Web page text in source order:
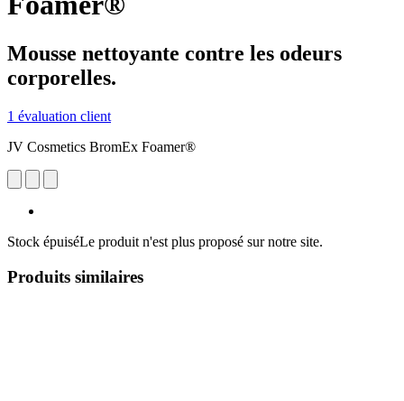
Mousse nettoyante contre les odeurs
corporelles.
1 évaluation client
JV Cosmetics BromEx Foamer®
Stock épuiséLe produit n'est plus proposé sur notre site.
Produits similaires